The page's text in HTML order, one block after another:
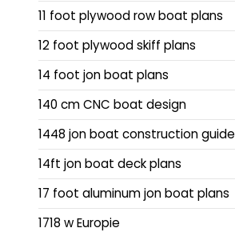
11 foot plywood row boat plans
12 foot plywood skiff plans
14 foot jon boat plans
140 cm CNC boat design
1448 jon boat construction guide
14ft jon boat deck plans
17 foot aluminum jon boat plans
1718 w Europie